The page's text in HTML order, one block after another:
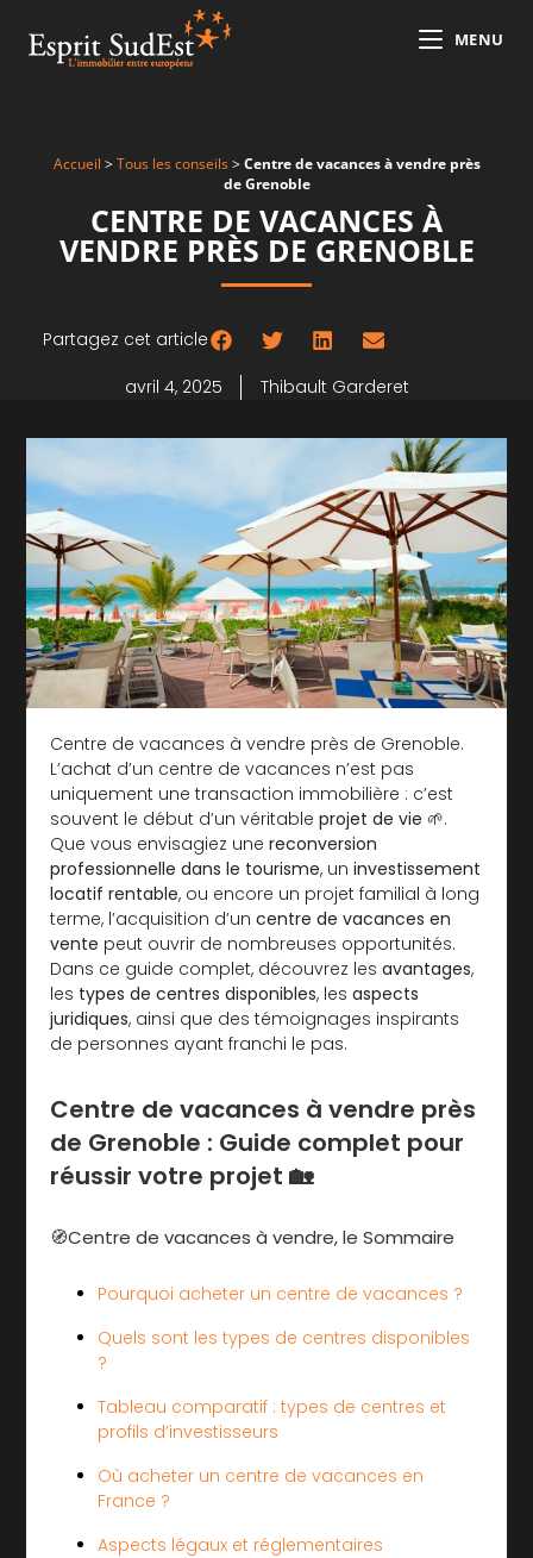
MENU
Accueil >Tous les conseils>Centre de vacances à vendre près
de Grenoble
CENTRE DE VACANCES À
VENDRE PRÈS DE GRENOBLE
Partagez cet article
avril 4, 2025
Thibault Garderet
Centre de vacances à vendre près de Grenoble.
L’achat d’un centre de vacances n’est pas
uniquement une transaction immobilière : c’est
souvent le début d’un véritableprojet de vie 🌱.
Que vous envisagiez unereconversion
professionnelle dans le tourisme, uninvestissement
locatif rentable, ou encore un projet familial à long
terme, l’acquisition d’uncentre de vacances en
vente peut ouvrir de nombreuses opportunités.
Dans ce guide complet, découvrez lesavantages,
les types de centres disponibles, lesaspects
juridiques, ainsi que des témoignages inspirants
de personnes ayant franchi le pas.
Centre de vacances à vendre près
de Grenoble : Guide complet pour
réussir votre projet 🏡
🧭Centre de vacances à vendre, le Sommaire
Pourquoi acheter un centre de vacances ?
Quels sont les types de centres disponibles
?
Tableau comparatif : types de centres et
profils d’investisseurs
Où acheter un centre de vacances en
France ?
Aspects légaux et réglementaires